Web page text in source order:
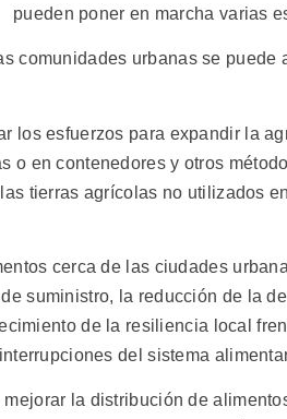
pueden poner en marcha varias
comunidades urbanas se puede
los esfuerzos para expandir la
o en contenedores y otros
tierras agrícolas no utilizados
cerca de las ciudades
suministro, la reducción de la
de la resiliencia local
del sistema
la distribución de